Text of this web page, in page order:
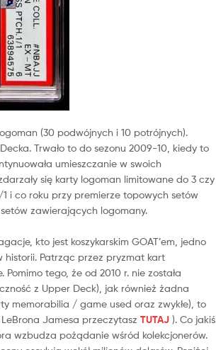
(30 podwójnych i 10 potrójnych).
Trwało to do sezonu 2009-10, kiedy to
umieszczanie w swoich
się karty logoman limitowane do 3 czy
i co roku przy premierze topowych setów
zawierających logomany.
kto jest koszykarskim GOAT’em, jedno
historii. Patrząc przez pryzmat kart
tego, że od 2010 r. nie została
z Upper Deck), jak również żadna
memorabilia / game used oraz zwykłe), to
Jamesa przeczytasz TUTAJ ). Co jakiś
wzbudza pożądanie wśród kolekcjonerów.